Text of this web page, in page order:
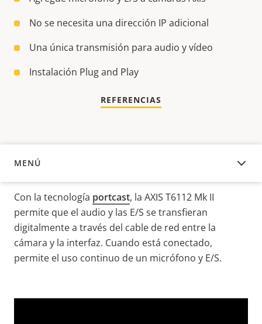
No se necesita una dirección IP adicional
Una única transmisión para audio y vídeo
Instalación Plug and Play
REFERENCIAS
MENÚ
DESCRIPCIÓN
Con la tecnología portcast, la AXIS T6112 Mk II
permite que el audio y las E/S se transfieran
digitalmente a través del cable de red entre la
cámara y la interfaz. Cuando está conectado,
permite el uso continuo de un micrófono y E/S.